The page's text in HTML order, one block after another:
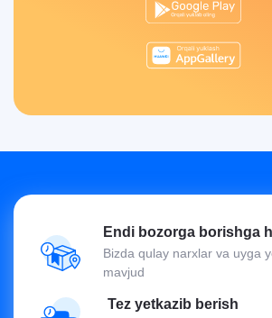
Endi bozorga borishga
Bizda qulay narxlar va uyga
mavjud
Tez yetkazib berish